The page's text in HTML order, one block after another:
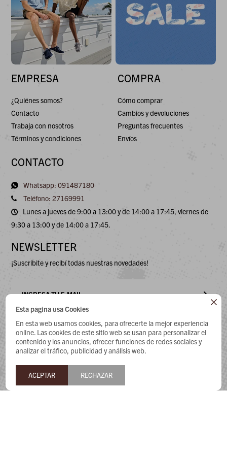

Esta página usa Cookies
En esta web usamos cookies, para ofrecerte la mejor experiencia
online. Las cookies de este sitio web se usan para personalizar el
contenido y los anuncios, ofrecer funciones de redes sociales y
analizar el tráfico, publicidad y análisis web.
ACEPTAR RECHAZAR
EMPRESA
¿Quiénes somos?
Contacto
Trabaja con nosotros
Términos y condiciones
COMPRA
Cómo comprar
Cambios y devoluciones
Preguntas frecuentes
Envíos
CONTACTO
Whatsapp: 091487180
Teléfono: 27169991
Lunes a jueves de 9:00 a 13:00 y de 14:00 a 17:45, viernes de
9:30 a 13:00 y de 14:00 a 17:45.
NEWSLETTER
¡Suscribite y recibí todas nuestras novedades!
  